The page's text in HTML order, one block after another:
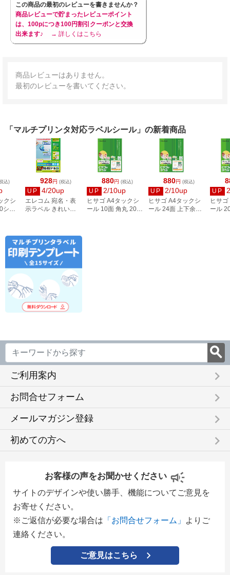
この商品の最初のレビューを書きませんか？
商品レビューで貯まったレビューポイント
は、100pにつき100円割引クーポンと交換
出来ます♪
→ 詳しくはこちら
商品レビューはありません。
最初のレビューを書いてください。
「マルチプリンタ対応ラベルシール」の新着商品
928円 (税込)
UP 4/20up
エレコム 宛名・表
示ラベル きれい貼
880円 (税込)
UP 2/10up
ヒサゴ A4タックシ
ール 10面 角丸 20シ
880円 (税込)
UP 2/10up
ヒサゴ A4タックシ
ール 24面 上下余白
UP
ヒサ
ール
込)
クシ
シー
ご利用案内 keyboard_arrow_right
お問合せフォーム keyboard_arrow_right
メールマガジン登録 keyboard_arrow_right
初めての方へ keyboard_arrow_right
お客様の声をお聞かせください
サイトのデザインや使い勝手、機能についてご意見を
お寄せください。
※ご返信が必要な場合は 「お問合せフォーム」
よりご
連絡ください。
ご意見はこちら